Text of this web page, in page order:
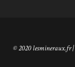
© 2020 lesmineraux.fr |